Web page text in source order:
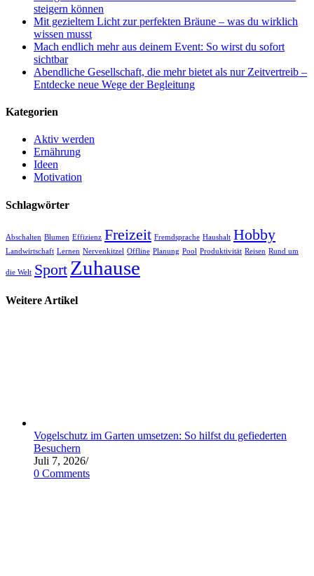
steigern können
Mit gezieltem Licht zur perfekten Bräune – was du wirklich
wissen musst
Mach endlich mehr aus deinem Event: So wirst du sofort
sichtbar
Abendliche Gesellschaft, die mehr bietet als nur Zeitvertreib –
Entdecke neue Wege der Begleitung
Kategorien
Aktiv werden
Ernährung
Ideen
Motivation
Schlagwörter
Abschalten Blumen Effizienz Freizeit Fremdsprache Haushalt Hobby
Landwirtschaft Lernen Nervenkitzel Offline Planung Pool Produktivität Reisen Rund um
die Welt Sport Zuhause
Weitere Artikel
Vogelschutz im Garten umsetzen: So hilfst du gefiederten
Besuchern
Juli 7, 2026/
0 Comments